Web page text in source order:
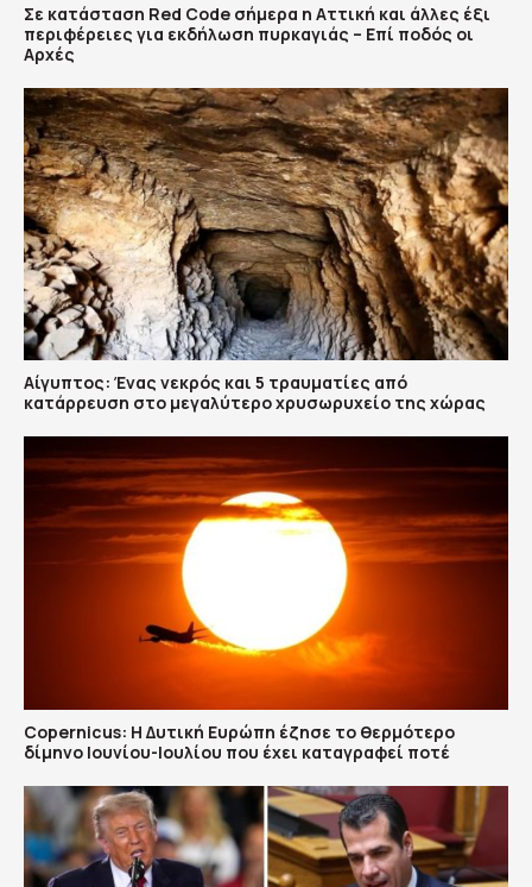
Σε κατάσταση Red Code σήμερα η Αττική και άλλες έξι
περιφέρειες για εκδήλωση πυρκαγιάς – Επί ποδός οι
Αρχές
Αίγυπτος: Ένας νεκρός και 5 τραυματίες από
κατάρρευση στο μεγαλύτερο χρυσωρυχείο της χώρας
Copernicus: H Δυτική Ευρώπη έζησε το θερμότερο
δίμηνο Ιουνίου-Ιουλίου που έχει καταγραφεί ποτέ